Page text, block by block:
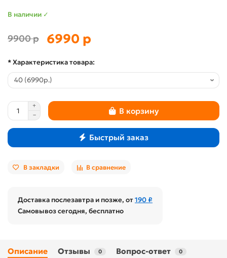
В наличии ✓
9900 р 6990 р
* Характеристика товара:
В корзину
Быстрый заказ
В закладки В сравнение
Доставка послезавтра и позже, от190 ₽
Самовывоз сегодня, бесплатно
Описание Отзывы 0 Вопрос-ответ 0